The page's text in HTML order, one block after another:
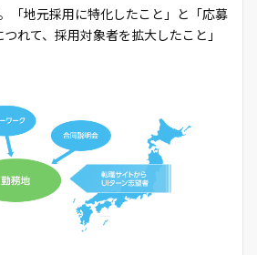
「地元採用に特化したこと」と「応募
れて、採用対象者を拡大したこと」